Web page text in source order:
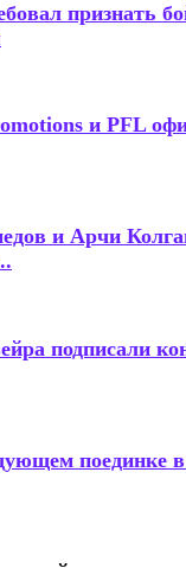
признать
и PFL
и Арчи
подписали
поединке